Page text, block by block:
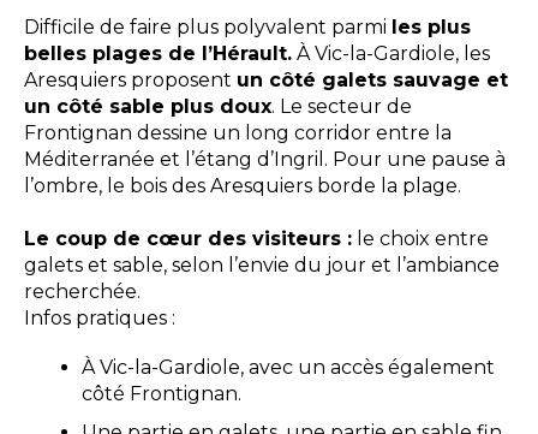
Difficile de faire plus polyvalent parmi les plus
belles plages de l’Hérault.À Vic-la-Gardiole, les
Aresquiers proposent un côté galets sauvage et
un côté sable plus doux. Le secteur de
Frontignan dessine un long corridor entre la
Méditerranée et l’étang d’Ingril. Pour une pause à
l’ombre, le bois des Aresquiers borde la plage.
Le coup de cœur des visiteurs :le choix entre
galets et sable, selon l’envie du jour et l’ambiance
recherchée.
Infos pratiques :
À Vic-la-Gardiole, avec un accès également
côté Frontignan.